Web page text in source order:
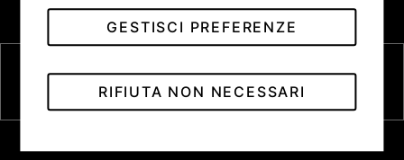
RIFIUTA NON NECESSARI
GESTISCI PREFERENZE